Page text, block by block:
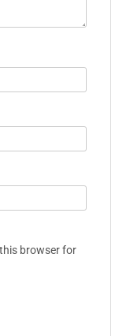
browser for